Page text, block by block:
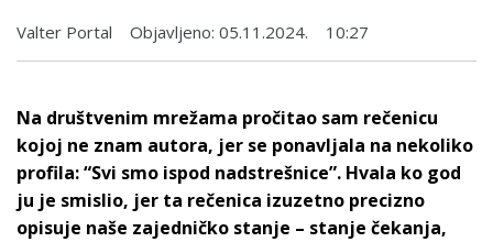
Valter Portal Objavljeno: 05.11.2024. 10:27
Na društvenim mrežama pročitao sam rečenicu
kojoj ne znam autora, jer se ponavljala na nekoliko
profila: “Svi smo ispod nadstrešnice”. Hvala ko god
ju je smislio, jer ta rečenica izuzetno precizno
opisuje naše zajedničko stanje – stanje čekanja,